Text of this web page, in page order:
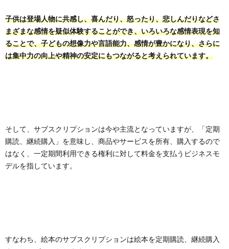
子供は登場人物に共感し、喜んだり、怒ったり、悲しんだりなどさ
まざまな感情を疑似体験することができ、いろいろな感情表現を知
ることで、子どもの想像力や言語能力、感情が豊かになり、さらに
は集中力の向上や精神の安定にもつながると考えられています。
そして、サブスクリプションは今や主流となっていますが、「定期
購読、継続購入」を意味し、商品やサービスを所有、購入するので
はなく、一定期間利用できる権利に対して料金を支払うビジネスモ
デルを指しています。
すなわち、絵本のサブスクリプションは絵本を定期購読、継続購入